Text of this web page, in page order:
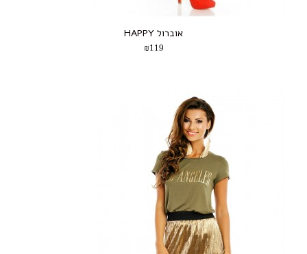
אוברול HAPPY
₪119